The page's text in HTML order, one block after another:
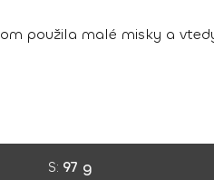
použila malé misky a
S: 97 g